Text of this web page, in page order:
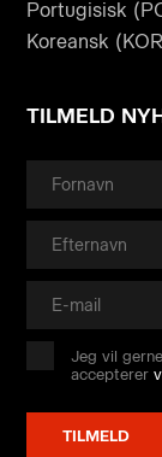
Portugisisk
Koreansk
TILMELD
Jeg vil
accepterer